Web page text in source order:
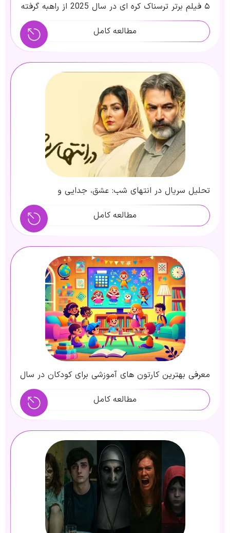
۵ فیلم برتر ترسناک کره ای در سال 2025 از راهبه گرفته
تا شیاطین
مطالعه کامل
تحلیل سریال در انتهای شب: عشق، جدایی و
قضاوت‌های اجتماعی
مطالعه کامل
معرفی بهترین کارتون های آموزشی برای کودکان در سال
2025
مطالعه کامل